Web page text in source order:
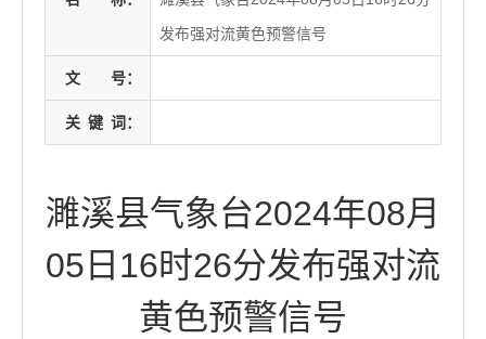
发布强对流黄色预警信号
文 号：
关 键 词：
濉溪县气象台2024年08月
05日16时26分发布强对流
黄色预警信号